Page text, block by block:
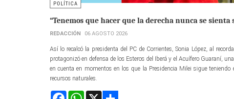
POLÍTICA
“Tenemos que hacer que la derecha nunca se sienta
REDACCIÓN 06 AGOSTO 2026
Así lo recalcó la presidenta del PC de Corrientes, Sonia López, al
protagonizó en defensa de los Esteros del Iberá y el Acuífero Guaraní,
en cuenta en momentos en los que la Presidencia Milei sigue
recursos naturales.
FacebookWhatsApp